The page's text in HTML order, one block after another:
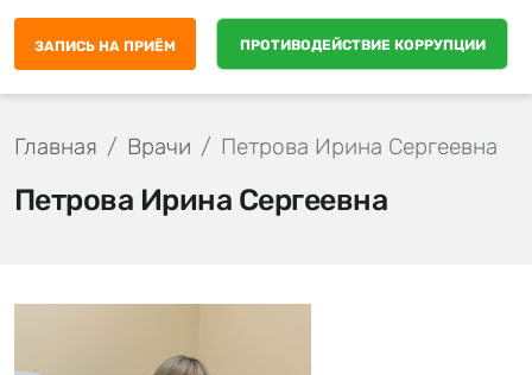
ЗАПИСЬ НА ПРИЁМ ПРОТИВОДЕЙСТВИЕ КОРРУПЦИИ
Главная Врачи Петрова Ирина Сергеевна
Петрова Ирина Сергеевна